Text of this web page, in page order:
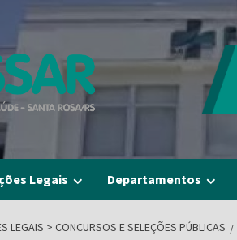
Legais Departamentos
LEGAIS > CONCURSOS E SELEÇÕES PÚBLICAS